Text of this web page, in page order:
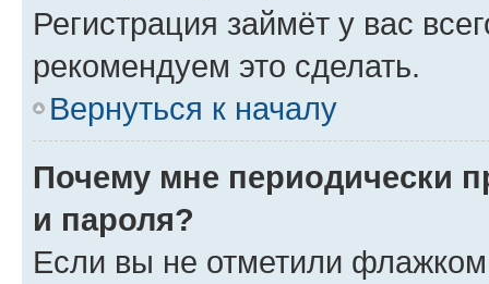
Регистрация займёт у вас
рекомендуем это сделать.
Вернуться к началу
Почему мне периодически
и пароля?
Если вы не отметили